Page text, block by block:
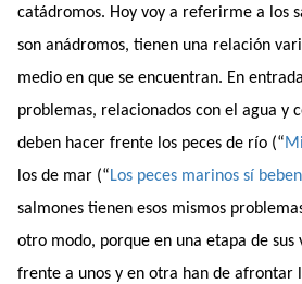
catádromos. Hoy voy a referirme a los
son anádromos, tienen una relación
medio en que se encuentran. En
problemas, relacionados con el agua y
deben hacer frente los peces de río (“
los de mar (“Los peces marinos sí beben
salmones tienen esos mismos
otro modo, porque en una etapa de sus
frente a unos y en otra han de afrontar